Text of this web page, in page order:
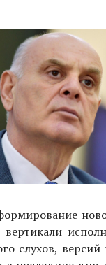
слухов, версий